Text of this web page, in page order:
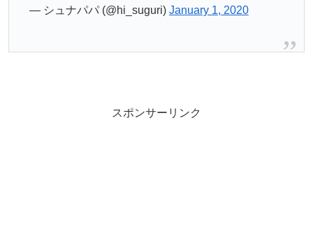
— シュナパパ (@hi_suguri) January 1, 2020
スポンサーリンク